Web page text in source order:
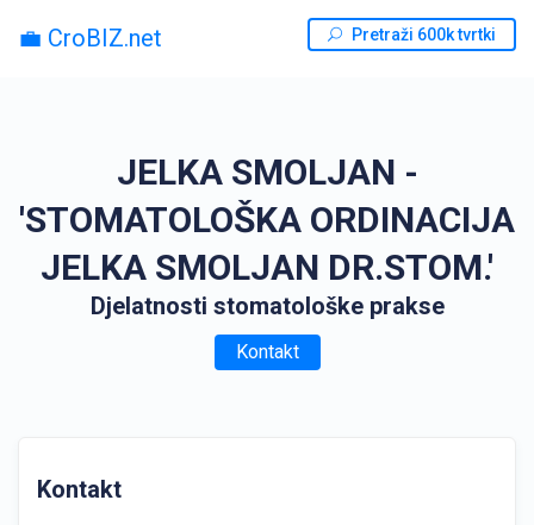
💼 CroBIZ.net Pretraži 600k tvrtki
JELKA SMOLJAN -
'STOMATOLOŠKA ORDINACIJA
JELKA SMOLJAN DR.STOM.'
Djelatnosti stomatološke prakse
Kontakt
Kontakt